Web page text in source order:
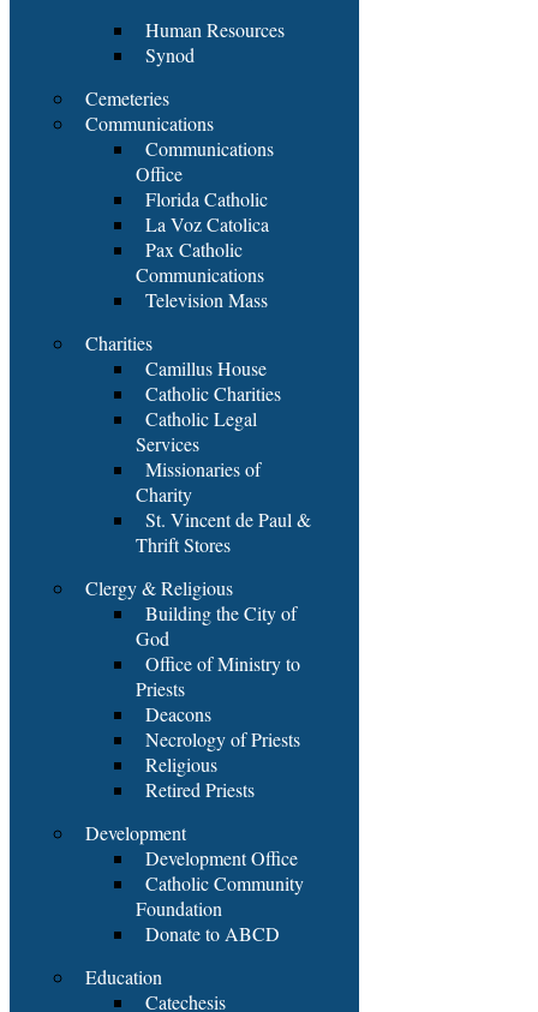
Human Resources
Synod
Cemeteries
Communications
Communications
Office
Florida Catholic
La Voz Catolica
Pax Catholic
Communications
Television Mass
Charities
Camillus House
Catholic Charities
Catholic Legal
Services
Missionaries of
Charity
St. Vincent de Paul &
Thrift Stores
Clergy & Religious
Building the City of
God
Office of Ministry to
Priests
Deacons
Necrology of Priests
Religious
Retired Priests
Development
Development Office
Catholic Community
Foundation
Donate to ABCD
Education
Catechesis